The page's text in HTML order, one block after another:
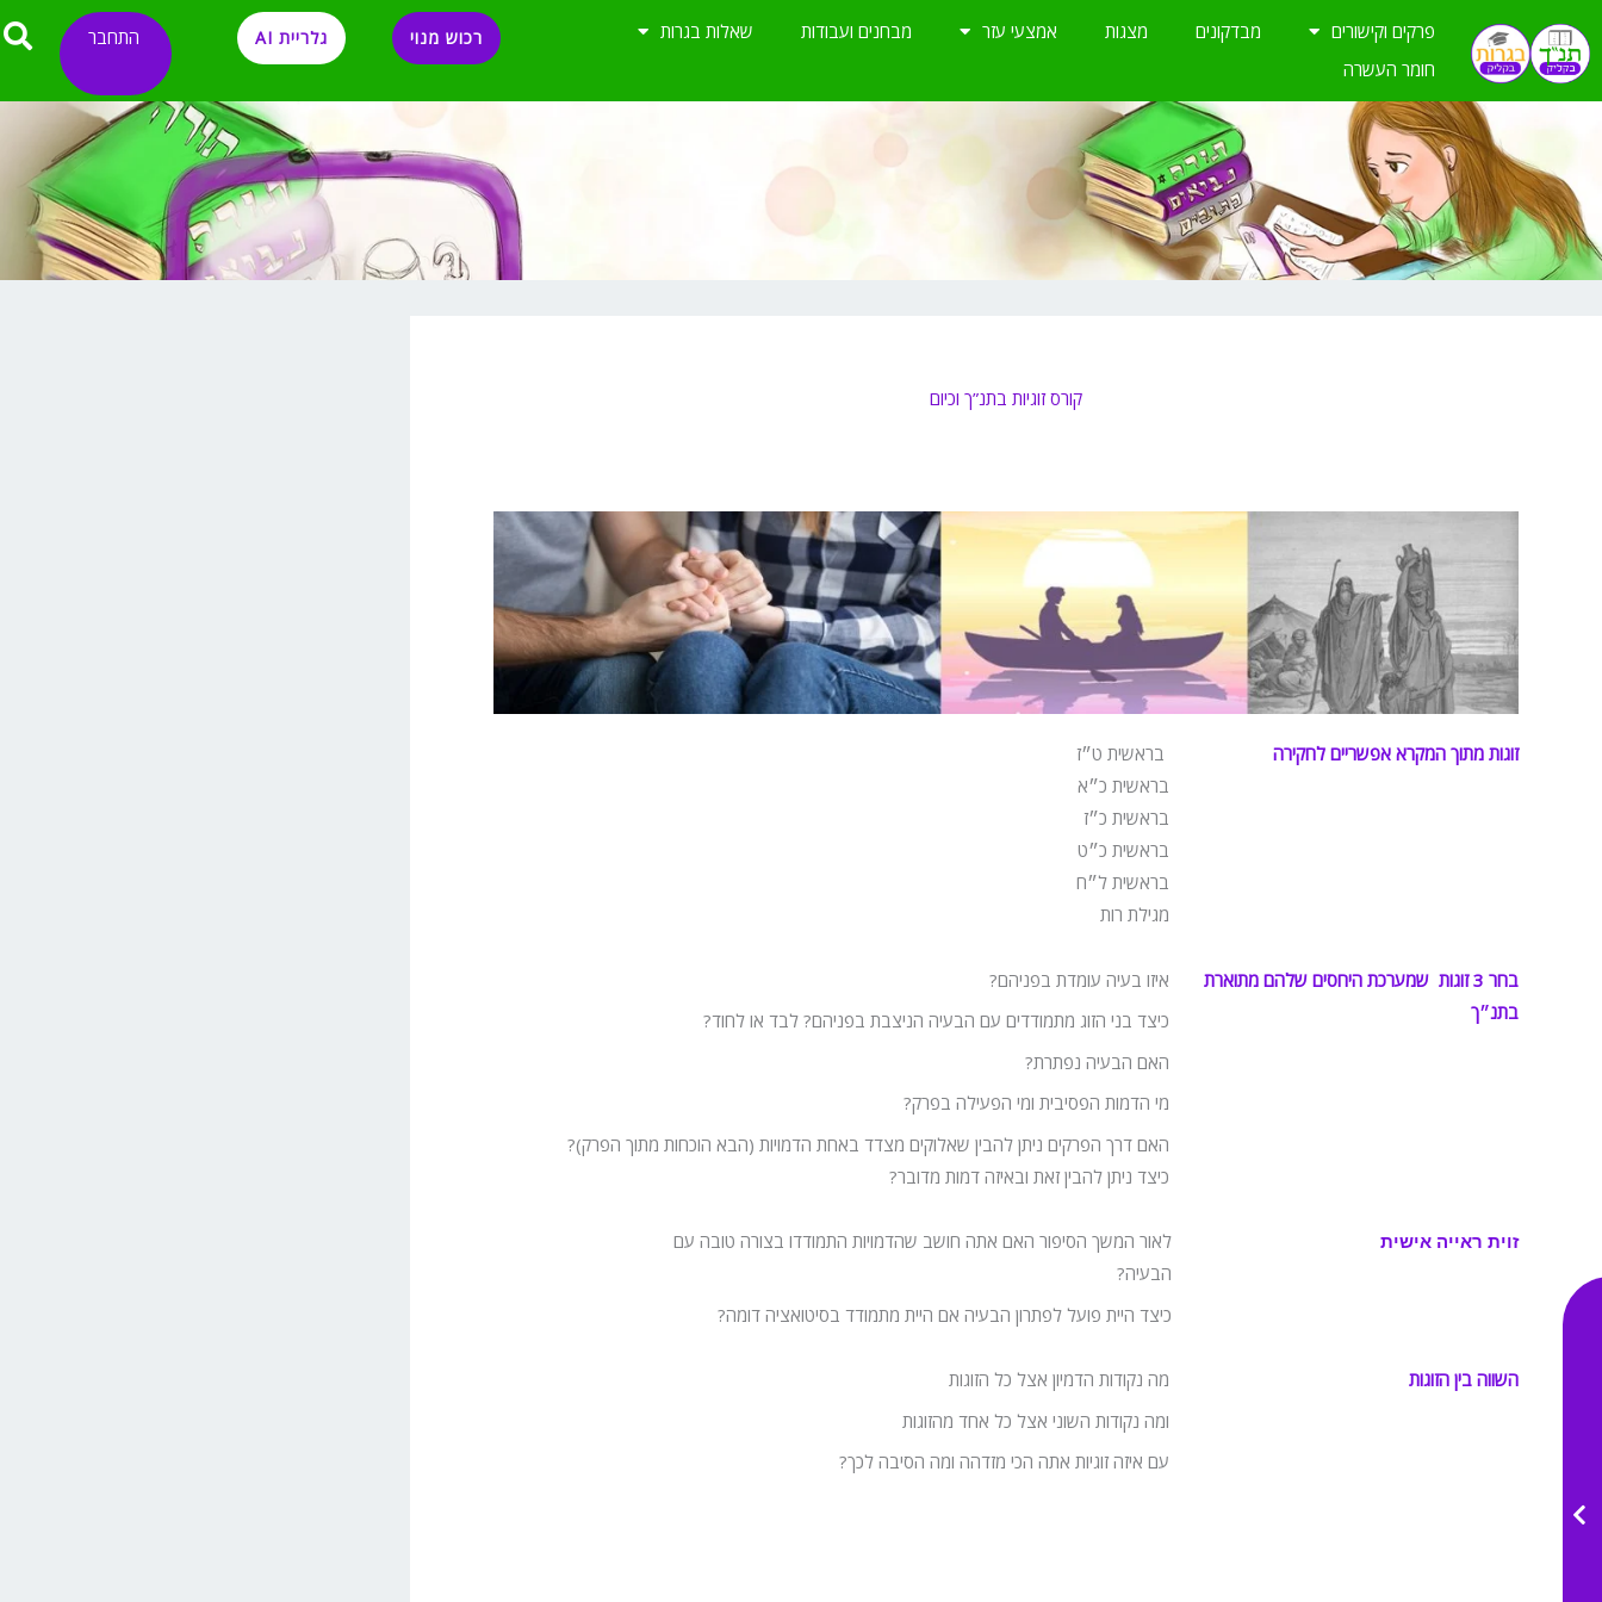
לתוכן
פרקים וקישורים מבדקונים מצגות אמצעי עזר מבחנים ועבודות
שאלות בגרות
חומר העשרה
רכוש מנוי גלריית AI התחבר
קורס זוגיות בתנ”ך וכיום
זוגות מתוך המקרא אפשריים לחקירה
בראשית ט״ז
בראשית כ״א
בראשית כ״ז
בראשית כ״ט
בראשית ל״ח
מגילת רות
בחר 3 זוגות שמערכת היחסים שלהם מתוארת
בתנ״ך
איזו בעיה עומדת בפניהם?
כיצד בני הזוג מתמודדים עם הבעיה הניצבת בפניהם? לבד או לחוד?
האם הבעיה נפתרת?
מי הדמות הפסיבית ומי הפעילה בפרק?
האם דרך הפרקים ניתן להבין שאלוקים מצדד באחת הדמויות (הבא הוכחות מתוך הפרק)?
כיצד ניתן להבין זאת ובאיזה דמות מדובר?
זוית ראייה אישית
לאור המשך הסיפור האם אתה חושב שהדמויות התמודדו בצורה טובה עם
הבעיה?
כיצד היית פועל לפתרון הבעיה אם היית מתמודד בסיטואציה דומה?
השווה בין הזוגות
מה נקודות הדמיון אצל כל הזוגות
ומה נקודות השוני אצל כל אחד מהזוגות
עם איזה זוגיות אתה הכי מזדהה ומה הסיבה לכך?